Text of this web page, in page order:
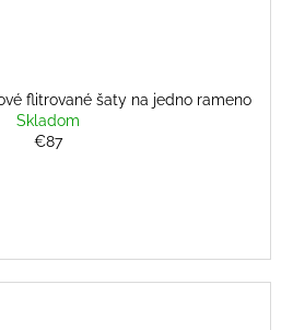
flitrované šaty na jedno rameno
Skladom
€87